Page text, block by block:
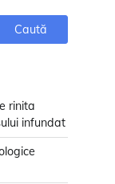
Caută
rinita
infundat